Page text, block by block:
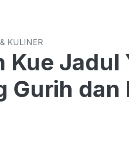
KULINER
Kue
Gurih dan